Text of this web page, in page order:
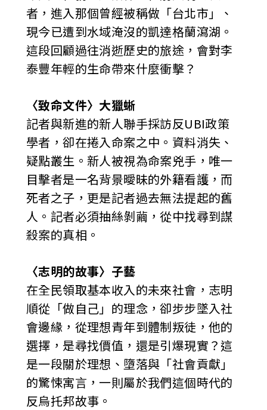
者，進入那個曾經被稱做「台北市」、
現今已遭到水域淹沒的凱達格蘭瀉湖。
這段回顧過往消逝歷史的旅途，會對李
泰豐年輕的生命帶來什麼衝擊？
〈致命文件〉大獵蜥
記者與新進的新人聯手採訪反UBI政策
學者，卻在捲入命案之中。資料消失、
疑點叢生。新人被視為命案兇手，唯一
目擊者是一名背景曖昧的外籍看護，而
死者之子，更是記者過去無法提起的舊
人。記者必須抽絲剝繭，從中找尋到謀
殺案的真相。
〈志明的故事〉子藝
在全民領取基本收入的未來社會，志明
順從「做自己」的理念，卻步步墜入社
會邊緣，從理想青年到體制叛徒，他的
選擇，是尋找價值，還是引爆現實？這
是一段關於理想、墮落與「社會貢獻」
的驚悚寓言，一則屬於我們這個時代的
反烏托邦故事。